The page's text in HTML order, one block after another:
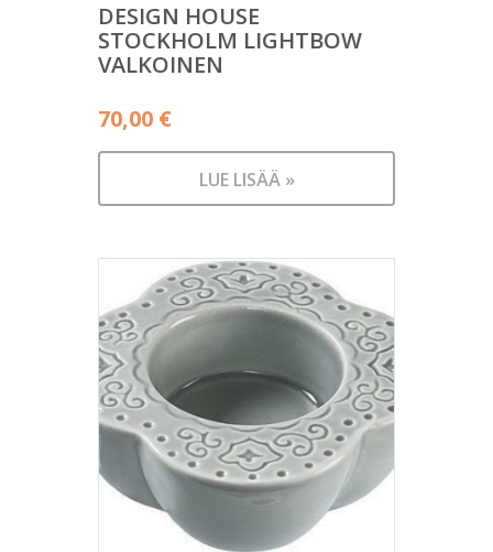
DESIGN HOUSE
STOCKHOLM LIGHTBOW
VALKOINEN
70,00 €
LUE LISÄÄ »